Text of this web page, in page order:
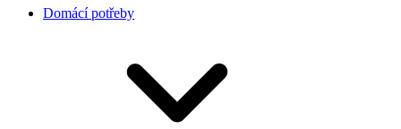
Domácí potřeby